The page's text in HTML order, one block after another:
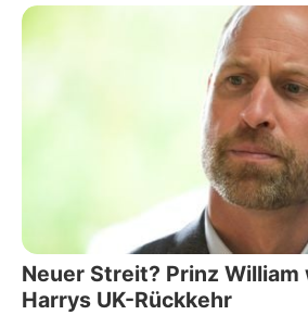
Neuer Streit? Prinz
Harrys UK-Rückkehr